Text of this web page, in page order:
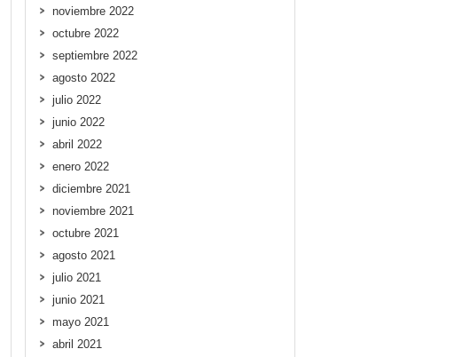
noviembre 2022
octubre 2022
septiembre 2022
agosto 2022
julio 2022
junio 2022
abril 2022
enero 2022
diciembre 2021
noviembre 2021
octubre 2021
agosto 2021
julio 2021
junio 2021
mayo 2021
abril 2021